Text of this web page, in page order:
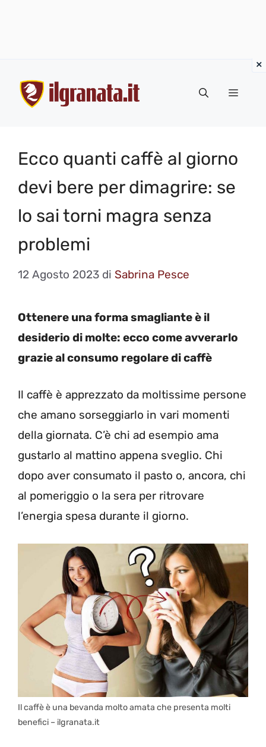
contenuto
Menu
Ecco quanti caffè al giorno
devi bere per dimagrire: se
lo sai torni magra senza
problemi
12 Agosto 2023 di Sabrina Pesce
Ottenere una forma smagliante è il
desiderio di molte: ecco come avverarlo
grazie al consumo regolare di caffè
Il caffè è apprezzato da moltissime persone
che amano sorseggiarlo in vari momenti
della giornata. C’è chi ad esempio ama
gustarlo al mattino appena sveglio. Chi
dopo aver consumato il pasto o, ancora, chi
al pomeriggio o la sera per ritrovare
l’energia spesa durante il giorno.
Il caffè è una bevanda molto amata che presenta molti
benefici – ilgranata.it